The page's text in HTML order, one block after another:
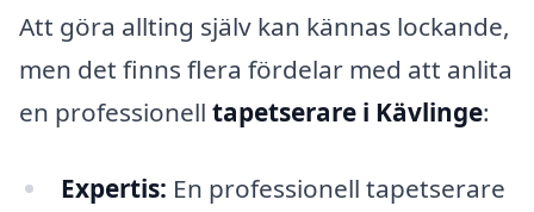
Att göra allting själv kan kännas lockande,
men det finns flera fördelar med att anlita
en professionell tapetserare i Kävlinge:
Expertis: En professionell tapetserare